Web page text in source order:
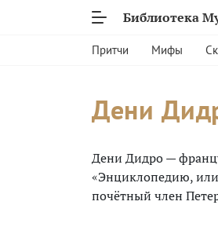
Библиотека
Притчи Мифы
Дени
Дени Дидро —
«Энциклопедию, или
почётный член